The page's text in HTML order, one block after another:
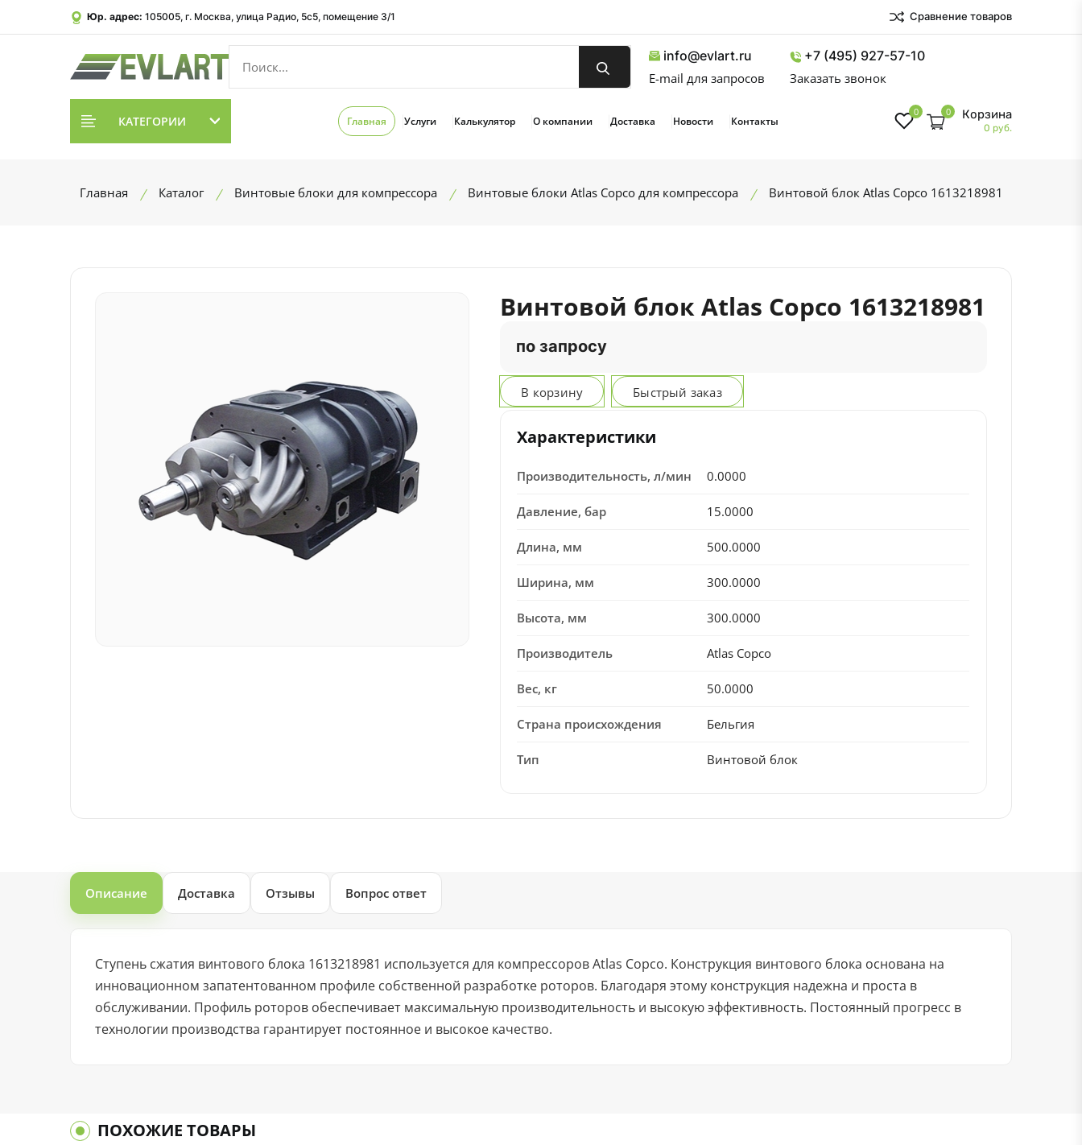
Юр. адрес: 105005, г. Москва, улица Радио, 5с5, помещение 3/1 Сравнение товаров
info@evlart.ru
E-mail для запросов
+7 (495) 927-57-10
Заказать звонок
КАТЕГОРИИ Главная Услуги Калькулятор О компании Доставка Новости Контакты
0 0 Корзина
0 руб.
Главная Каталог Винтовые блоки для компрессора Винтовые блоки Atlas Copco для компрессора Винтовой блок Atlas Copco 1613218981
Винтовой блок Atlas Copco 1613218981
по запросу
В корзину Быстрый заказ
Характеристики
Производительность, л/мин 0.0000
Давление, бар 15.0000
Длина, мм 500.0000
Ширина, мм 300.0000
Высота, мм 300.0000
Производитель Atlas Copco
Вес, кг 50.0000
Страна происхождения Бельгия
Тип Винтовой блок
Описание Доставка Отзывы Вопрос ответ
Ступень сжатия винтового блока 1613218981 используется для компрессоров Atlas Copco. Конструкция винтового блока основана на
инновационном запатентованном профиле собственной разработке роторов. Благодаря этому конструкция надежна и проста в
обслуживании. Профиль роторов обеспечивает максимальную производительность и высокую эффективность. Постоянный прогресс в
технологии производства гарантирует постоянное и высокое качество.
ПОХОЖИЕ ТОВАРЫ